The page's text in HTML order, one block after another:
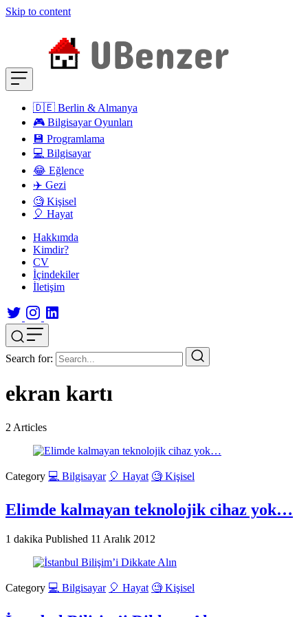
Skip to content
🇩🇪 Berlin & Almanya
🎮 Bilgisayar Oyunları
💾 Programlama
💻 Bilgisayar
😂 Eğlence
✈️ Gezi
🧐 Kişisel
🎈 Hayat
Hakkımda
Kimdir?
CV
İçindekiler
İletişim
Search for:
ekran kartı
2 Articles
Category 💻 Bilgisayar 🎈 Hayat 🧐 Kişisel
Elimde kalmayan teknolojik cihaz yok…
1 dakika Published 11 Aralık 2012
Category 💻 Bilgisayar 🎈 Hayat 🧐 Kişisel